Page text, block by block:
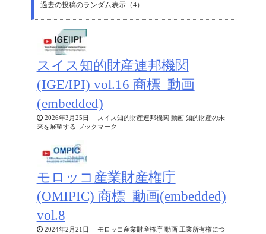
過去の投稿のランダム表示（4）
スイス知的財産連邦機関
(IGE/IPI) vol.16 商標_動画
(embedded)
2026年3月25日 スイス知的財産連邦機関 動画 知的財産の未
来を展望する ブックマーク
モロッコ産業財産権庁
(OMIPIC) 商標_動画(embedded)
vol.8
2024年2月21日 モロッコ産業財産権庁 動画 工業所有権につ